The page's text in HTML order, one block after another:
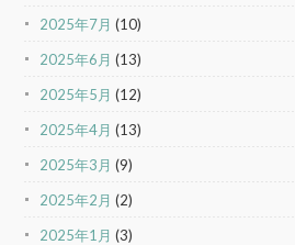
2025年7月 (10)
2025年6月 (13)
2025年5月 (12)
2025年4月 (13)
2025年3月 (9)
2025年2月 (2)
2025年1月 (3)